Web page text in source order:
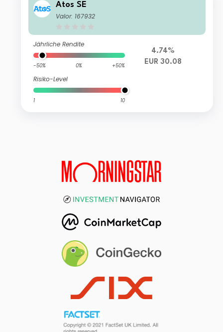
Atos SE
Valor: 167932
Jährliche Rendite
-50% 0% +50%
Risiko-Level
1 10
4.74%
EUR 30.08